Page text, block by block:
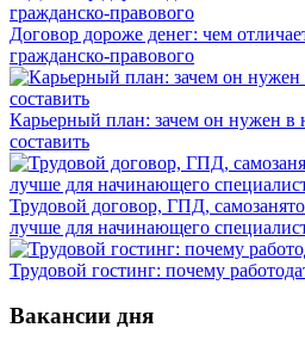
Договор дороже денег: чем
гражданско-правового
Карьерный план: зачем он нужен в
составить
Трудовой договор, ГПД,
лучше для начинающего
Трудовой гостинг: почему
Вакансии дня